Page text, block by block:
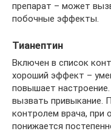
препарат – может
побочные эффекты.
Тианептин
Включен в список
хороший эффект –
повышает
вызвать привыкание.
контролем врача, при
понижается